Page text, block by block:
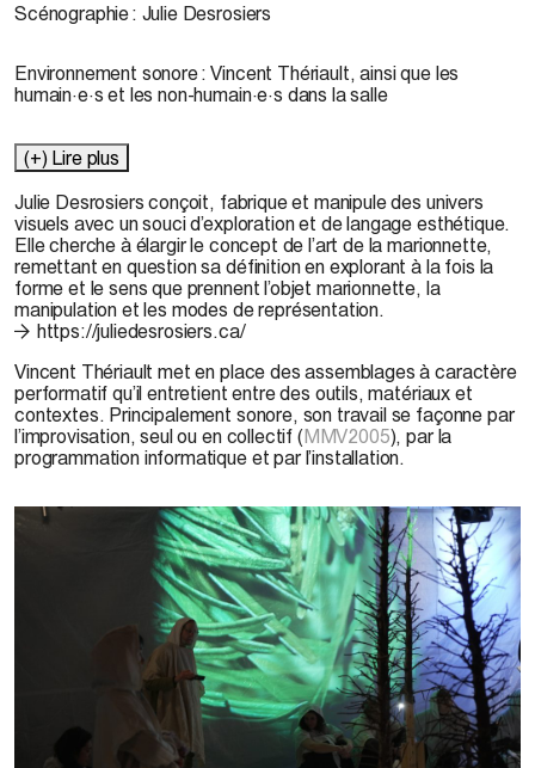
Scénographie : Julie Desrosiers
Environnement sonore :Vincent Thériault, ainsi que les
humain·e·s et les non-humain·e·s dans la salle
(+) Lire plus
Julie Desrosiers conçoit, fabrique et manipule des univers
visuels avec un souci d’exploration et de langage esthétique.
Elle cherche à élargir le concept de l’art de la marionnette,
remettant en question sa définition en explorant à la fois la
forme et le sens que prennent l’objet marionnette, la
manipulation et les modes de représentation.
https://juliedesrosiers.ca/
Vincent Thériault met en place des assemblages à caractère
performatif qu’il entretient entre des outils, matériaux et
contextes. Principalement sonore, son travail se façonne par
l’improvisation, seul ou en collectif (MMV2005), par la
programmation informatique et par l’installation.